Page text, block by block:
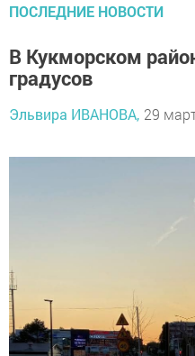
ПОСЛЕДНИЕ НОВОСТИ
В Кукморском
градусов
Эльвира ИВАНОВА, 29